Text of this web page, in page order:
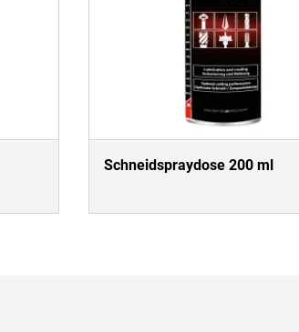
Schneidspraydose 200 ml